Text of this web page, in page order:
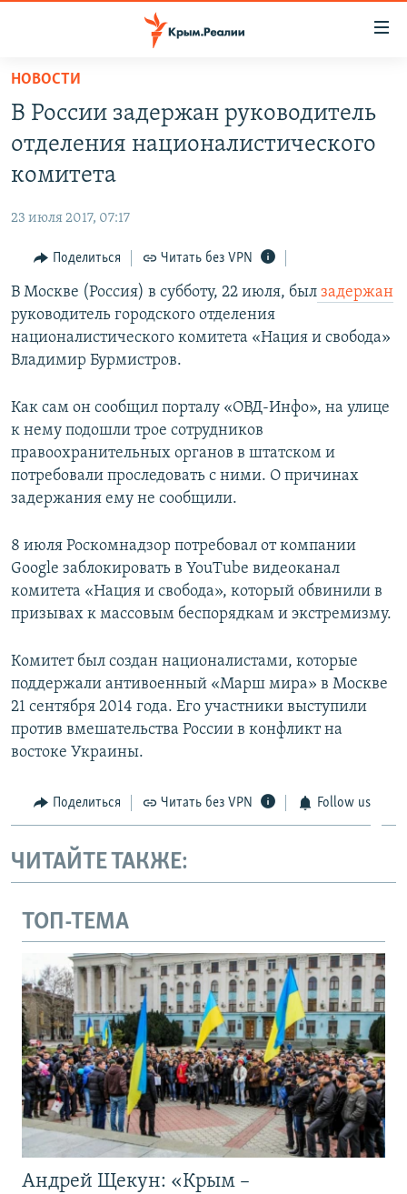
Вернуться
основному
содержанию
главной
Вернутся
поиску
11 ЛЕТ ОККУПАЦИИ КРЫМА. 11 ИСТОРИЙ СОПРОТИВЛЕНИЯ
ЕЩЕ
ИНТЕРАКТИВ
ИНФОГРАФИКА
ТЕЛЕПРОЕКТ КРЫМ.РЕАЛИИ
СОВЕТЫ ПРАВОЗАЩИТНИКОВ
ПОБЕДИТЕЛЕЙ НЕ СУДЯТ?
КРЫМ.НЕПОКОРЕННЫЙ
РАДІО СВОБОДА
КАК ОБОЙТИ БЛОКИРОВКУ
Українською
Qırımtatar
Все сайты RFE/RL
НОВОСТИ
В России задержан руководитель
отделения националистического
комитета
23 июля 2017, 07:17
Поделиться Читать без VPN
В Москве (Россия) в субботу, 22 июля, был задержан
руководитель городского отделения
националистического комитета «Нация и свобода»
Владимир Бурмистров.
Как сам он сообщил порталу «ОВД-Инфо», на улице
к нему подошли трое сотрудников
правоохранительных органов в штатском и
потребовали проследовать с ними. О причинах
задержания ему не сообщили.
8 июля Роскомнадзор потребовал от компании
Google заблокировать в YouTube видеоканал
комитета «Нация и свобода», который обвинили в
призывах к массовым беспорядкам и экстремизму.
Комитет был создан националистами, которые
поддержали антивоенный «Марш мира» в Москве
21 сентября 2014 года. Его участники выступили
против вмешательства России в конфликт на
востоке Украины.
Поделиться Читать без VPN Follow us
ЧИТАЙТЕ ТАКЖЕ:
ТОП-ТЕМА
Андрей Щекун: «Крым –